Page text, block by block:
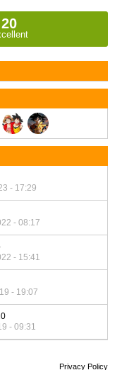
20
- 17:29
- 08:17
- 15:41
- 19:07
- 09:31
Privacy Policy